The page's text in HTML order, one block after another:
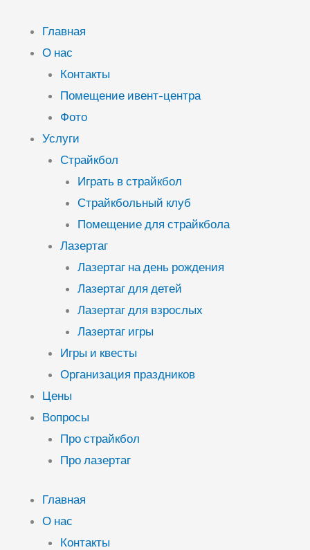
содержимому
Главная
О нас
Контакты
Помещение ивент-центра
Фото
Услуги
Страйкбол
Играть в страйкбол
Страйкбольный клуб
Помещение для страйкбола
Лазертаг
Лазертаг на день рождения
Лазертаг для детей
Лазертаг для взрослых
Лазертаг игры
Игры и квесты
Организация праздников
Цены
Вопросы
Про страйкбол
Про лазертаг
Главная
О нас
Контакты